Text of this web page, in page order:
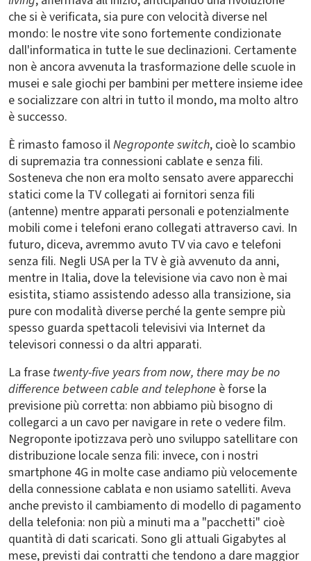
che si è verificata, sia pure con velocità diverse nel
mondo: le nostre vite sono fortemente condizionate
dall'informatica in tutte le sue declinazioni. Certamente
non è ancora avvenuta la trasformazione delle scuole in
musei e sale giochi per bambini per mettere insieme idee
e socializzare con altri in tutto il mondo, ma molto altro
è successo.
È rimasto famoso ilNegroponte switch, cioè lo scambio
di supremazia tra connessioni cablate e senza fili.
Sosteneva che non era molto sensato avere apparecchi
statici come la TV collegati ai fornitori senza fili
(antenne) mentre apparati personali e potenzialmente
mobili come i telefoni erano collegati attraverso cavi. In
futuro, diceva, avremmo avuto TV via cavo e telefoni
senza fili. Negli USA per la TV è già avvenuto da anni,
mentre in Italia, dove la televisione via cavo non è mai
esistita, stiamo assistendo adesso alla transizione, sia
pure con modalità diverse perché la gente sempre più
spesso guarda spettacoli televisivi via Internet da
televisori connessi o da altri apparati.
La frase twenty-five years from now, there may be no
difference between cable and telephone è forse la
previsione più corretta: non abbiamo più bisogno di
collegarci a un cavo per navigare in rete o vedere film.
Negroponte ipotizzava però uno sviluppo satellitare con
distribuzione locale senza fili: invece, con i nostri
smartphone 4G in molte case andiamo più velocemente
della connessione cablata e non usiamo satelliti. Aveva
anche previsto il cambiamento di modello di pagamento
della telefonia: non più a minuti ma a "pacchetti" cioè
quantità di dati scaricati. Sono gli attuali Gigabytes al
mese, previsti dai contratti che tendono a dare maggior